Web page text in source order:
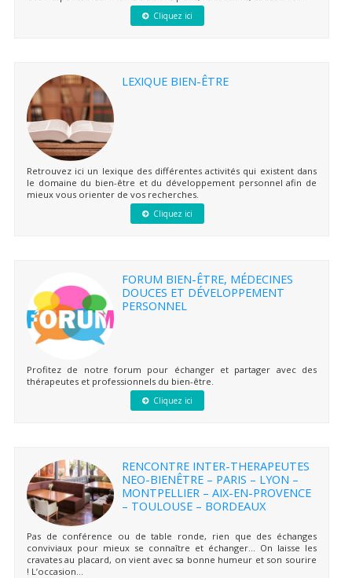
Cliquez ici
LEXIQUE BIEN-ÊTRE
Retrouvez ici un lexique des différentes activités qui existent dans
le domaine du bien-être et du développement personnel afin de
mieux vous orienter de vos recherches.
Cliquez ici
FORUM BIEN-ÊTRE, MÉDECINES
DOUCES ET DÉVELOPPEMENT
PERSONNEL
Profitez de notre forum pour échanger et partager avec des
thérapeutes et professionnels du bien-être.
Cliquez ici
RENCONTRE INTER-THERAPEUTES
NEO-BIENÊTRE – PARIS – LYON –
MONTPELLIER – AIX-EN-PROVENCE
– TOULOUSE – BORDEAUX
Pas de conférence ou de table ronde, rien que des échanges
conviviaux pour mieux se connaître et échanger… On laisse les
cravates au placard, on vient avec sa bonne humeur et son sourire
! L’occasion...